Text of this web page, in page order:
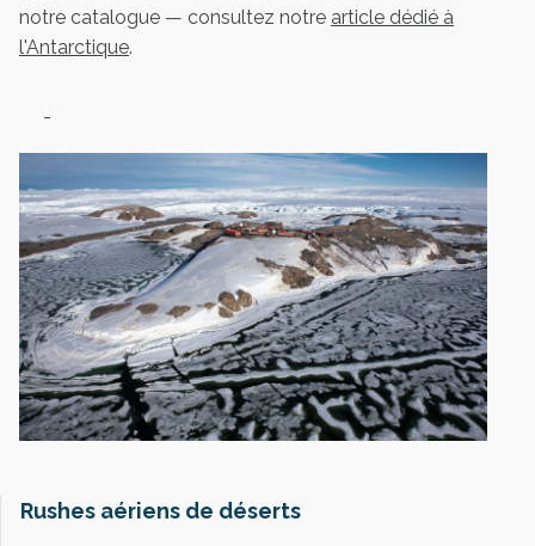
notre catalogue — consultez notre article dédié à
l'Antarctique.
-
Rushes aériens de déserts